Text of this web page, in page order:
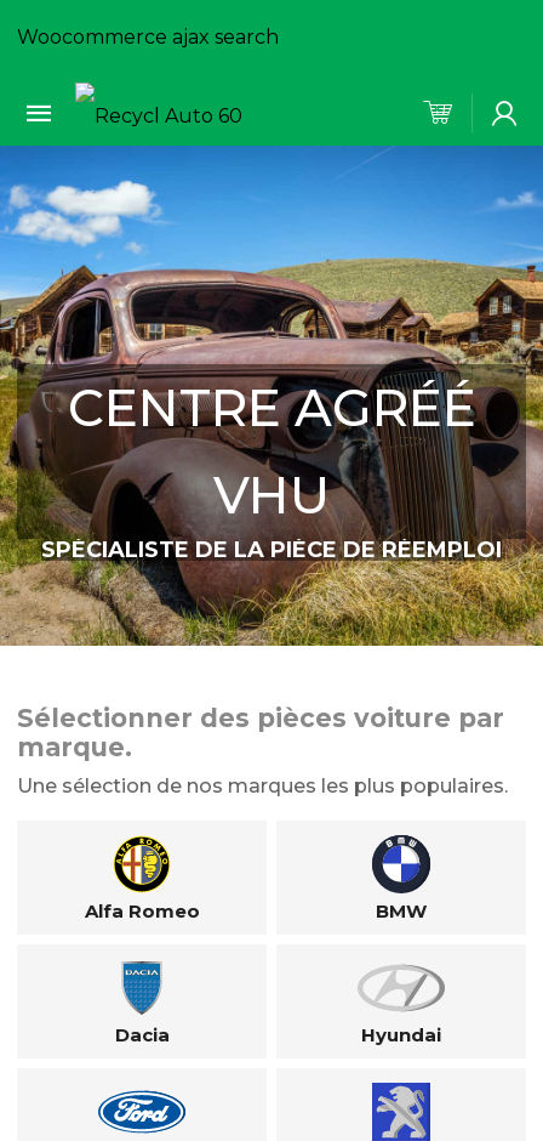
Woocommerce ajax search
CENTRE AGRÉÉ
VHU
SPÉCIALISTE DE LA PIÈCE DE RÉEMPLOI
Sélectionner des pièces voiture par
marque.
Une sélection de nos marques les plus populaires.
Alfa Romeo BMW
Dacia Hyundai